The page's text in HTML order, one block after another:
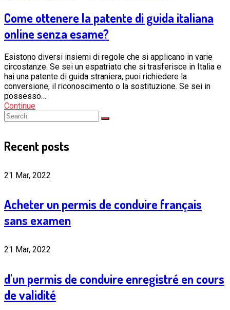
Come ottenere la patente di guida italiana
online senza esame?
Esistono diversi insiemi di regole che si applicano in varie
circostanze. Se sei un espatriato che si trasferisce in Italia e
hai una patente di guida straniera, puoi richiedere la
conversione, il riconoscimento o la sostituzione. Se sei in
possesso…
Continue
Recent posts
21 Mar, 2022
Acheter un permis de conduire français
sans examen
21 Mar, 2022
d'un permis de conduire enregistré en cours
de validité